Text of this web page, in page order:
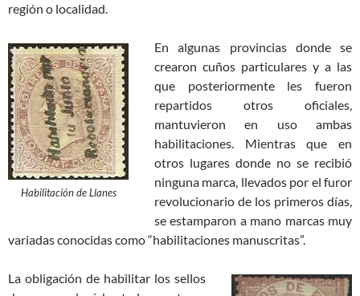
región o localidad.
Habilitación de Llanes
En algunas provincias donde se
crearon cuños particulares y a las
que posteriormente les fueron
repartidos otros oficiales,
mantuvieron en uso ambas
habilitaciones. Mientras que en
otros lugares donde no se recibió
ninguna marca, llevados por el furor
revolucionario de los primeros días,
se estamparon a mano marcas muy
variadas conocidas como “habilitaciones manuscritas”.
La obligación de habilitar los sellos